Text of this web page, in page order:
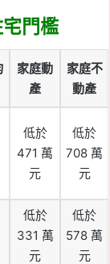
門檻
家庭動
產
家庭不
動產
低於
471 萬
元
低於
708 萬
元
低於
331 萬
元
低於
578 萬
元